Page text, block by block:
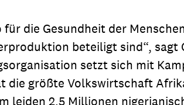
die Gesundheit der
beteiligt sind“,
setzt sich mit
die größte Volkswirtschaft
leiden 2,5 Millionen